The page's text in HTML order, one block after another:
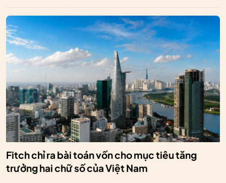
Fitch chỉ ra bài toán vốn cho mục tiêu tăng
trưởng hai chữ số của Việt Nam